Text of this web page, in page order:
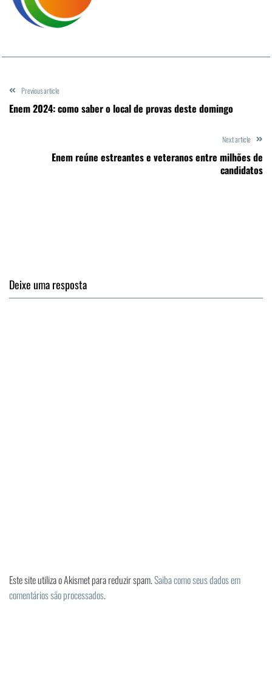
Previous article
Enem 2024: como saber o local de provas deste domingo
Next article
Enem reúne estreantes e veteranos entre milhões de
candidatos
Deixe uma resposta
Este site utiliza o Akismet para reduzir spam.Saiba como seus dados em
comentários são processados.